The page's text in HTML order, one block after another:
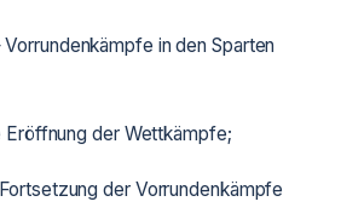
in den Sparten
der Wettkämpfe;
der Vorrundenkämpfe